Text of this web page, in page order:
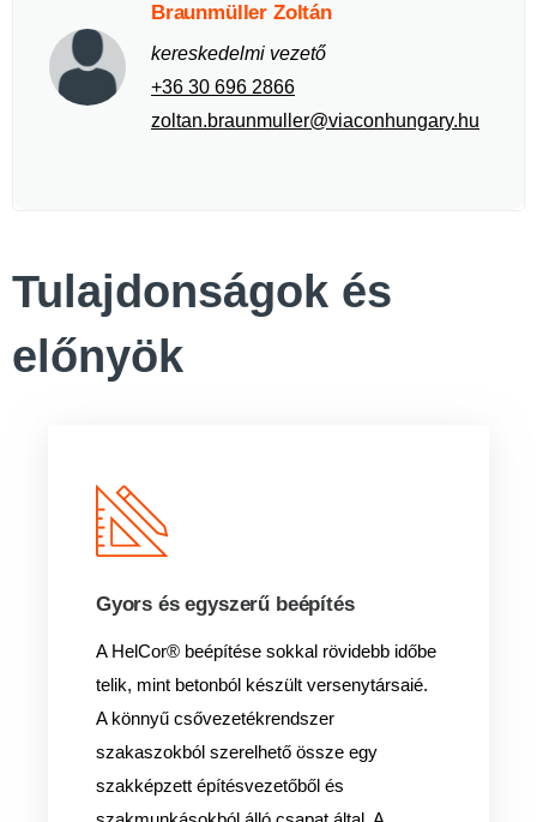
Braunmüller Zoltán
kereskedelmi vezető
+36 30 696 2866
zoltan.braunmuller@viaconhungary.hu
Tulajdonságok és
előnyök
Gyors és egyszerű beépítés
A HelCor® beépítése sokkal rövidebb időbe
telik, mint betonból készült versenytársaié.
A könnyű csővezetékrendszer
szakaszokból szerelhető össze egy
szakképzett építésvezetőből és